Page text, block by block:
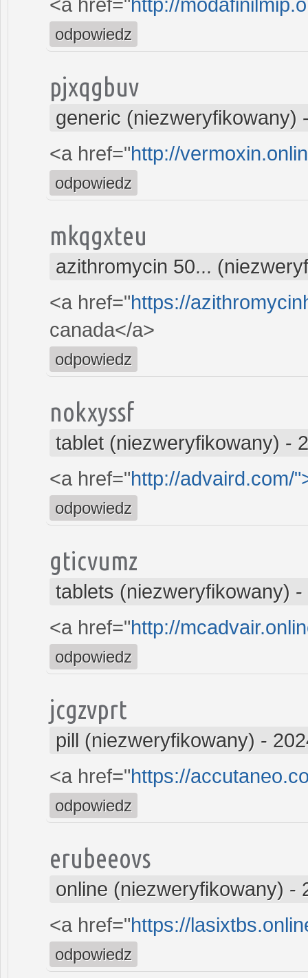
<a href="http://
odpowiedz
pjxqgbuv
generic (niezweryfikowany)
<a href="http://
odpowiedz
mkqgxteu
azithromycin 50...
<a href="https://
canada</a>
odpowiedz
nokxyssf
tablet (niezweryfikowany) -
<a href="http://advaird.com/
odpowiedz
gticvumz
tablets (niezweryfikowany) -
<a href="http://
odpowiedz
jcgzvprt
pill (niezweryfikowany) -
<a href="https://
odpowiedz
erubeeovs
online (niezweryfikowany) -
<a href="https://
odpowiedz